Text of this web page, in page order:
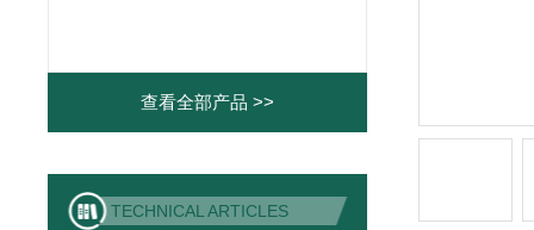
查看全部产品 >>
TECHNICAL ARTICLES